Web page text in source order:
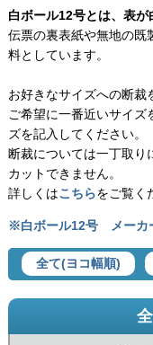
白ボール12号とは、表
伝票の裏表紙や無地の既
料としています。
お好きなサイズへの断裁
ご希望に一番近いサイズ
ズを記入してください。
断裁については一丁取り
カットできません。
詳しくはこちらをご覧く
※白ボール12号 メーカ
全て(ヨコ幅順)